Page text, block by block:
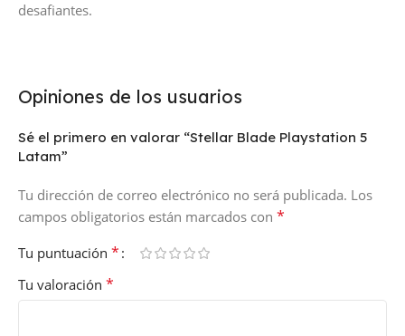
desafiantes.
Opiniones de los usuarios
Sé el primero en valorar “Stellar Blade Playstation 5
Latam”
Tu dirección de correo electrónico no será publicada. Los
campos obligatorios están marcados con *
Tu puntuación *
Tu valoración *